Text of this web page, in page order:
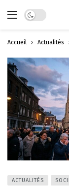
Dark mode
Accueil Actualités
ACTUALITÉS